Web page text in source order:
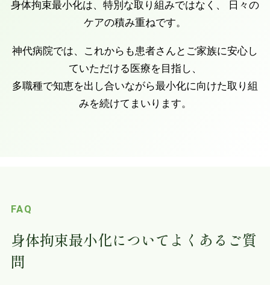
身体拘束最小化は、特別な取り組みではなく、 日々の
ケアの積み重ねです。
神代病院では、これからも患者さんとご家族に安心し
ていただける医療を目指し、
多職種で知恵を出し合いながら最小化に向けた取り組
みを続けてまいります。
FAQ
身体拘束最小化についてよくあるご質
問